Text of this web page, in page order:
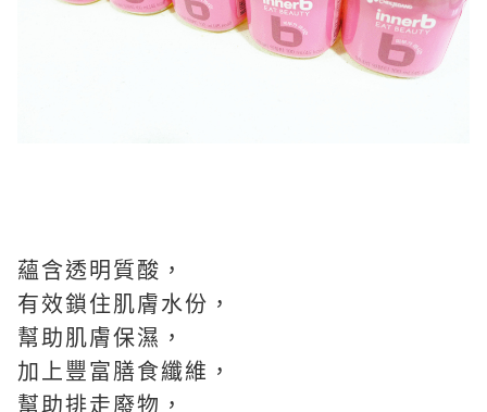
蘊含透明質酸，
有效鎖住肌膚水份，
幫助肌膚保濕，
加上豐富膳食纖維，
幫助排走廢物，